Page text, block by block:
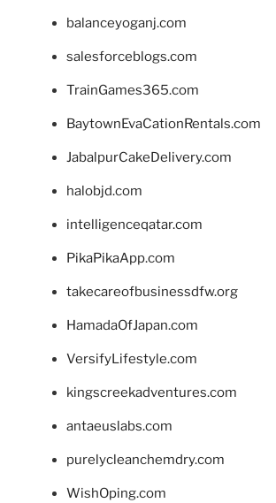
balanceyoganj.com
salesforceblogs.com
TrainGames365.com
BaytownEvaCationRentals.com
JabalpurCakeDelivery.com
halobjd.com
intelligenceqatar.com
PikaPikaApp.com
takecareofbusinessdfw.org
HamadaOfJapan.com
VersifyLifestyle.com
kingscreekadventures.com
antaeuslabs.com
purelycleanchemdry.com
WishOping.com